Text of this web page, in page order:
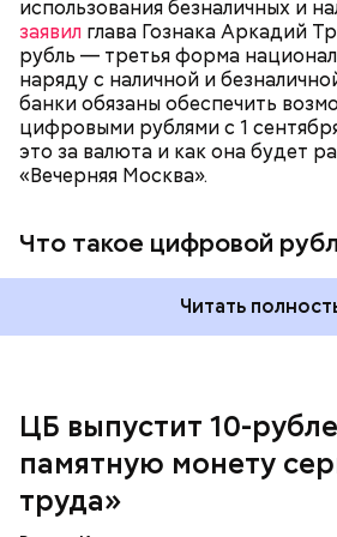
использования безналичных и
заявил глава Гознака Аркадий
рубль — третья форма
наряду с наличной и
банки обязаны обеспечить
цифровыми рублями с 1
это за валюта и как она будет
«Вечерняя Москва».
Что такое цифровой
Читать
ЦБ выпустит 10-
памятную монету
труда»
рублей», внутри цифры «0»
элемент с повторением числа
внизу — год выпуска 2025 и
Московского монетного двора.
верхней части по окружности
рельефная надпись «Человек